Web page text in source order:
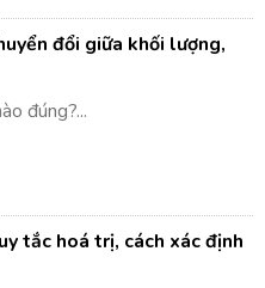
đổi giữa khối lượng,
đúng?...
tắc hoá trị, cách xác định